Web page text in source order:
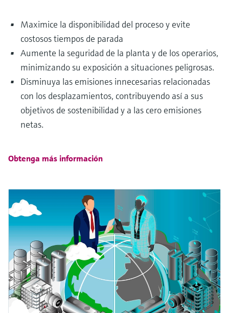
Maximice la disponibilidad del proceso y evite
costosos tiempos de parada
Aumente la seguridad de la planta y de los operarios,
minimizando su exposición a situaciones peligrosas.
Disminuya las emisiones innecesarias relacionadas
con los desplazamientos, contribuyendo así a sus
objetivos de sostenibilidad y a las cero emisiones
netas.
Obtenga más información